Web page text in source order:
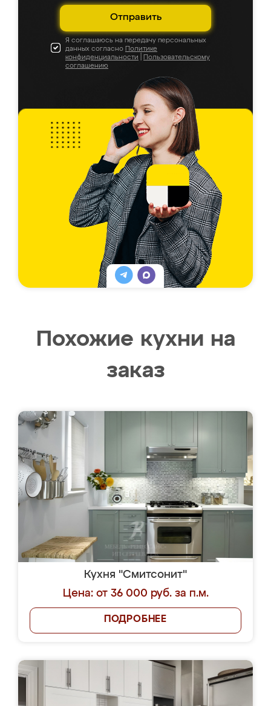
Отправить
Я соглашаюсь на передачу персональных
данных согласно Политике
конфиденциальности
Пользовательскому
соглашению
Похожие кухни на
заказ
Кухня "Смитсонит"
Цена: от 36 000 руб. за п.м.
ПОДРОБНЕЕ